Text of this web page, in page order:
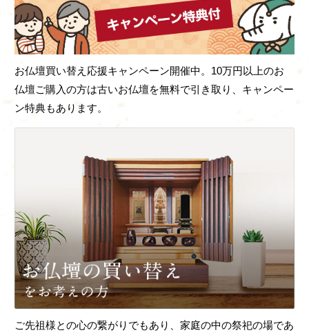
お仏壇買い替え応援キャンペーン開催中。10万円以上のお
仏壇ご購入の方は古いお仏壇を無料で引き取り、キャンペー
ン特典もあります。
ご先祖様との心の繋がりでもあり、家庭の中の祭祀の場であ